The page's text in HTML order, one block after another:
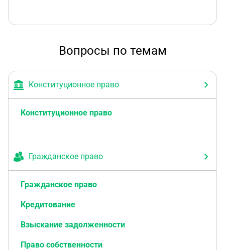
Вопросы по темам
Конституционное право
Конституционное право
Гражданское право
Гражданское право
Кредитование
Взыскание задолженности
Право собственности